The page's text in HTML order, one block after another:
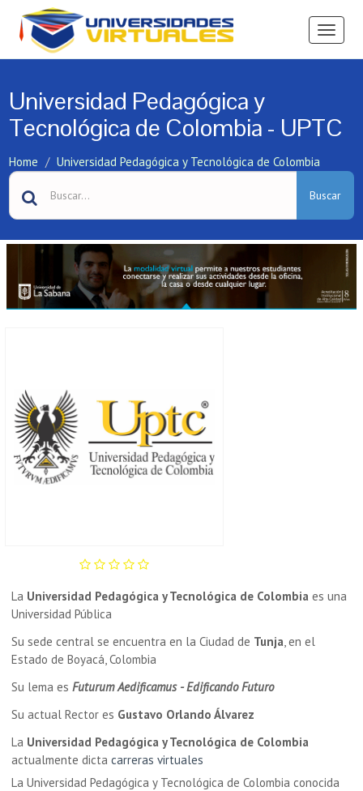
Ver
Universidad Pedagógica y
Tecnológica de Colombia - UPTC
Home Universidad Pedagógica y Tecnológica de Colombia
Buscar
La Universidad Pedagógica y Tecnológica de Colombia es una
Universidad Pública
Su sede central se encuentra en la Ciudad de Tunja, en el
Estado de Boyacá, Colombia
Su lema es Futurum Aedificamus - Edificando Futuro
Su actual Rector es Gustavo Orlando Álvarez
La Universidad Pedagógica y Tecnológica de Colombia
actualmente dicta carreras virtuales
La Universidad Pedagógica y Tecnológica de Colombia conocida